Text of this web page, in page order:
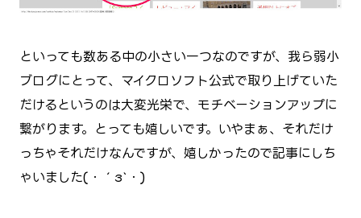
といっても数ある中の小さい一つなのですが、我ら弱小
ブログにとって、マイクロソフト公式で取り上げていた
だけるというのは大変光栄で、モチベーションアップに
繋がります。とっても嬉しいです。いやまぁ、それだけ
っちゃそれだけなんですが、嬉しかったので記事にしち
ゃいました(・´з`・)